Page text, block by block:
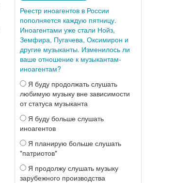
Реестр иноагентов в России
пополняется каждую пятницу.
Иноагентами уже стали Нойз,
Земфира, Пугачева, Оксимирон и
другие музыканты. Изменилось ли
ваше отношение к музыкантам-
иноагентам?
Я буду продолжать слушать
любимую музыку вне зависимости
от статуса музыканта
Я буду больше слушать
иноагентов
Я планирую больше слушать
"патриотов"
Я продолжу слушать музыку
зарубежного производства